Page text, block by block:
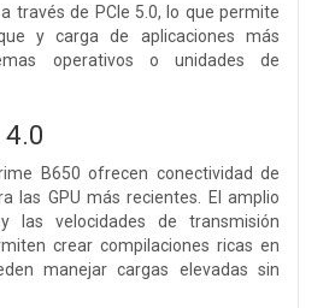
través de PCIe 5.0, lo que permite
y carga de aplicaciones más
operativos o unidades de
4.0
B650 ofrecen conectividad de
las GPU más recientes. El amplio
las velocidades de transmisión
crear compilaciones ricas en
manejar cargas elevadas sin